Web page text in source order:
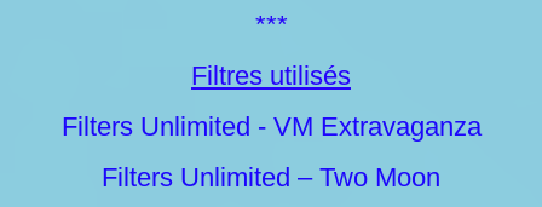
***
Filtres utilisés
Filters Unlimited - VM Extravaganza
Filters Unlimited – Two Moon